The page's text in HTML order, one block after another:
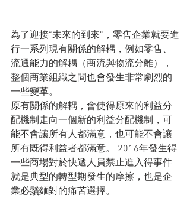
為了迎接“未來的到來”，零售企業就要進
行一系列現有關係的解耦，例如零售、
流通能力的解耦（商流與物流分離），
整個商業組織之間也會發生非常劇烈的
一些變革。
原有關係的解耦，會使得原來的利益分
配機制走向一個新的利益分配機制，可
能不會讓所有人都滿意，也可能不會讓
所有既得利益者都滿意。 2016年發生得
一些商場對於快遞人員禁止進入得事件
就是典型的轉型期發生的摩擦，也是企
業必鬚麵對的痛苦選擇。